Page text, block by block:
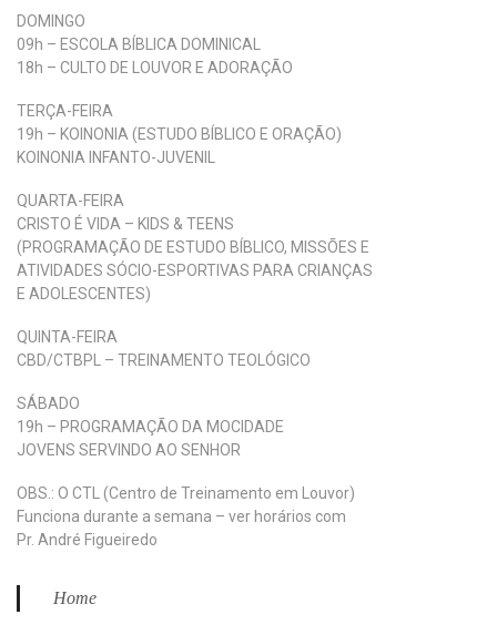
DOMINGO
09h – ESCOLA BÍBLICA DOMINICAL
18h – CULTO DE LOUVOR E ADORAÇÃO
TERÇA-FEIRA
19h – KOINONIA (ESTUDO BÍBLICO E ORAÇÃO)
KOINONIA INFANTO-JUVENIL
QUARTA-FEIRA
CRISTO É VIDA – KIDS & TEENS
(PROGRAMAÇÃO DE ESTUDO BÍBLICO, MISSÕES E
ATIVIDADES SÓCIO-ESPORTIVAS PARA CRIANÇAS
E ADOLESCENTES)
QUINTA-FEIRA
CBD/CTBPL – TREINAMENTO TEOLÓGICO
SÁBADO
19h – PROGRAMAÇÃO DA MOCIDADE
JOVENS SERVINDO AO SENHOR
OBS.: O CTL (Centro de Treinamento em Louvor)
Funciona durante a semana – ver horários com
Pr. André Figueiredo
Home